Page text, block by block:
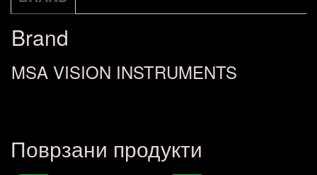
Brand
MSA VISION INSTRUMENTS
Поврзани продукти